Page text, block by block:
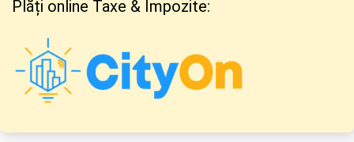
Plăți online Taxe & Impozite: